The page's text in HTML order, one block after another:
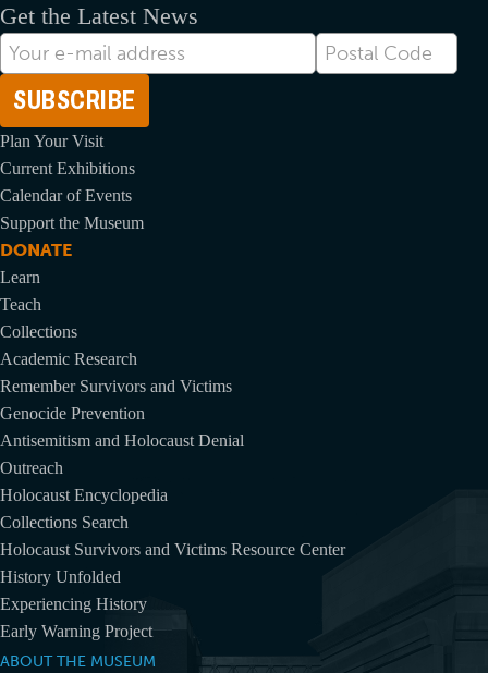
Get the Latest News
Correo
electrónico
Postal
Code
Plan Your Visit
Current Exhibitions
Calendar of Events
Support the Museum
DONATE
Learn
Teach
Collections
Academic Research
Remember Survivors and Victims
Genocide Prevention
Antisemitism and Holocaust Denial
Outreach
Holocaust Encyclopedia
Collections Search
Holocaust Survivors and Victims Resource Center
History Unfolded
Experiencing History
Early Warning Project
ABOUT THE MUSEUM